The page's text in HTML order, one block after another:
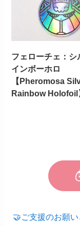
フェローチェ：シ
インボーホロ
【Pheromosa
Rainbow Holofoil
🤝ご支援のお願